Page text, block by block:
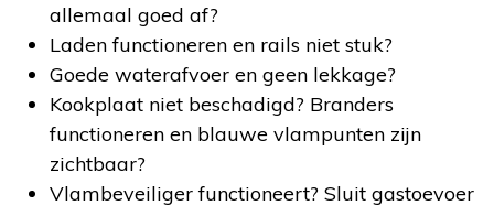
allemaal goed af?
Laden functioneren en rails niet stuk?
Goede waterafvoer en geen lekkage?
Kookplaat niet beschadigd? Branders
functioneren en blauwe vlampunten zijn
zichtbaar?
Vlambeveiliger functioneert? Sluit gastoevoer